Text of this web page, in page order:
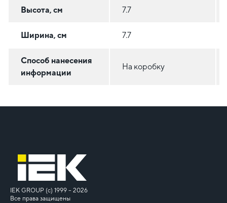
Высота, см 7.7
Ширина, см 7.7
Способ нанесения
информации
На коробку
IEK GROUP (c) 1999 – 2026
Все права защищены